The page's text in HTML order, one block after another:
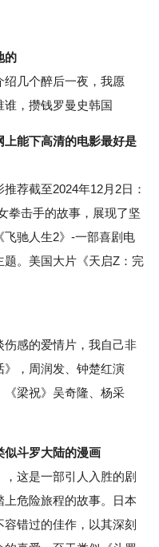
的
几个醉后一夜，我愿
，攒钱罗曼史韩国
能下高清的电影最好是
荐截至2024年12月2日：
拳击手的故事，展现了坚
驰人生2》-一部喜剧电
。美国大片《天启Z：完
感的爱情片，我自己非
，周润发、钟楚红演
《梁祝》吴奇隆、杨采
似斗罗大陆的漫画
这是一部引人入胜的剧
危险旅程的故事。日本
错过的佳作，以其深刻